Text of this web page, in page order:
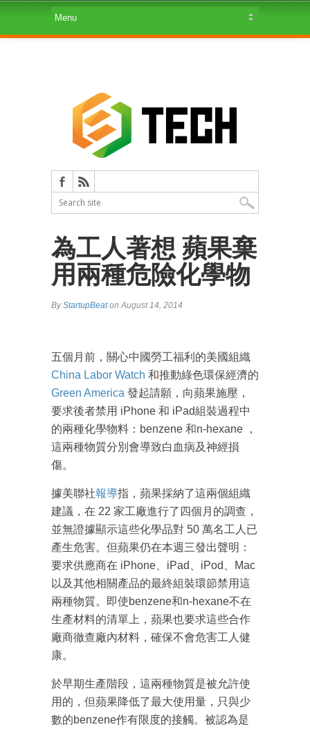
為工人著想 蘋果棄
用兩種危險化學物
ByStartupBeaton August 14, 2014
五個月前，關心中國勞工福利的美國組織
China Labor Watch 和推動綠色環保經濟的
Green America 發起請願，向蘋果施壓，
要求後者禁用 iPhone 和 iPad組裝過程中
的兩種化學物料：benzene 和n-hexane ，
這兩種物質分別會導致白血病及神經損
傷。
據美聯社報導指，蘋果採納了這兩個組織
建議，在 22 家工廠進行了四個月的調查，
並無證據顯示這些化學品對 50 萬名工人已
產生危害。但蘋果仍在本週三發出聲明：
要求供應商在 iPhone、iPad、iPod、Mac
以及其他相關產品的最終組裝環節禁用這
兩種物質。即使benzene和n-hexane不在
生產材料的清單上，蘋果也要求這些合作
廠商徹查廠內材料，確保不會危害工人健
康。
於早期生產階段，這兩種物質是被允許使
用的，但蘋果降低了最大使用量，只與少
數的benzene作有限度的接觸。被認為是